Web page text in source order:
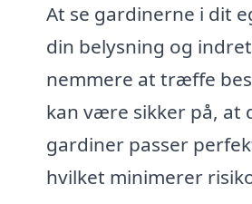
At se gardinerne i dit
din belysning og
nemmere at træffe
kan være sikker på, at
gardiner passer
hvilket minimerer